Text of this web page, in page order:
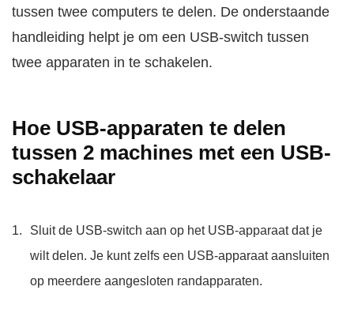
tussen twee computers te delen. De onderstaande
handleiding helpt je om een USB-switch tussen
twee apparaten in te schakelen.
Hoe USB-apparaten te delen
tussen 2 machines met een USB-
schakelaar
Sluit de USB-switch aan op het USB-apparaat dat je
wilt delen. Je kunt zelfs een USB-apparaat aansluiten
op meerdere aangesloten randapparaten.